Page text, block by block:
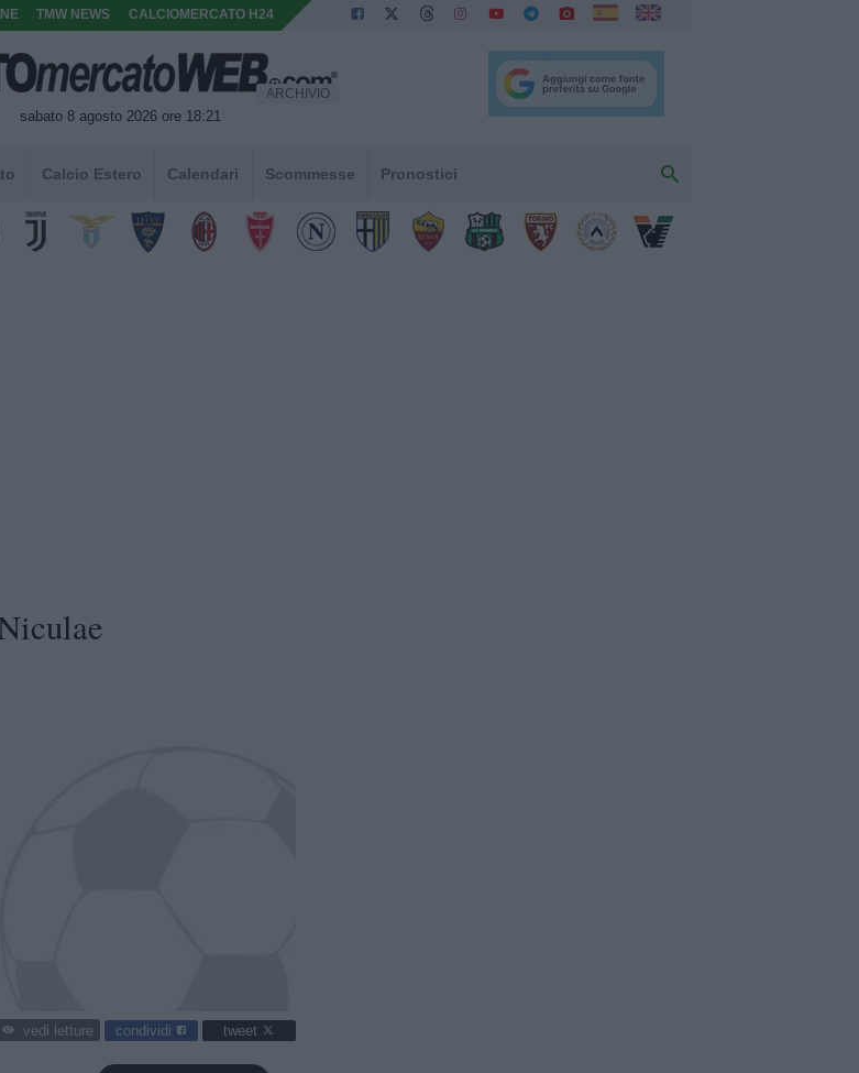
TMW NEWS CALCIOMERCATO H24
sabato 8 agosto 2026 ore 18:21
ARCHIVIO
Calcio Estero Calendari Scommesse Pronostici
vedi letture condividi tweet